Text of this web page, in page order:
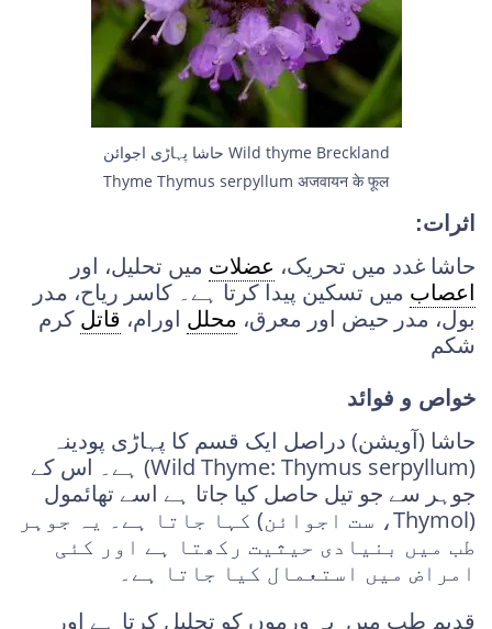
حاشا پہاڑی اجوائن Wild thyme Breckland
Thyme Thymus serpyllum अजवायन के फूल
اثرات:
حاشا غدد میں تحریک، عضلات میں تحلیل، اور
اعصاب میں تسکین پیدا کرتا ہے۔ کاسر ریاح، مدر
بول، مدر حیض اور معرق، محلل اورام، قاتل کرم
شکم
خواص و فوائد
حاشا (آویشن) دراصل ایک قسم کا پہاڑی پودینہ
(Wild Thyme: Thymus serpyllum) ہے۔ اس کے
جوہر سے جو تیل حاصل کیا جاتا ہے اسے تھائمول
(Thymol، ست اجوائن) کہا جاتا ہے۔ یہ جوہر
طب میں بنیادی حیثیت رکھتا ہے اور کئی
امراض میں استعمال کیا جاتا ہے۔
قدیم طب میں یہ ورموں کو تحلیل کرتا ہے اور